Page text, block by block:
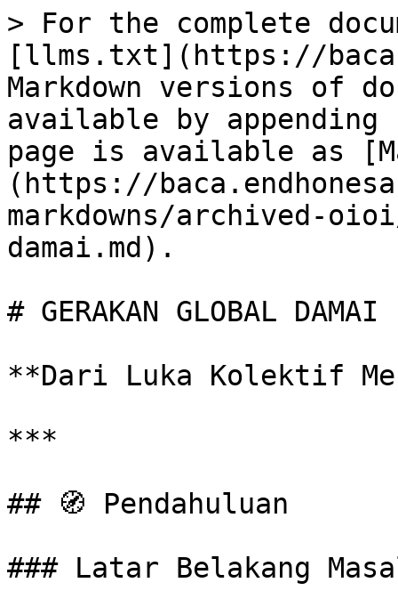
> For the complete
[llms.txt](https://
Markdown versions of
available by
page is available as
(https://
markdowns/archived-
damai.md).
# GERAKAN GLOBAL DAMAI
**Dari Luka Kolektif
***
## 🧭 Pendahuluan
### Latar Belakang